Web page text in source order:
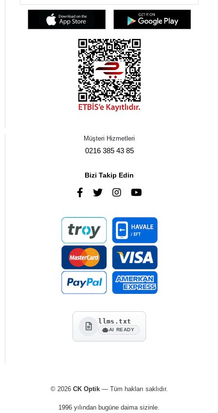
Müşteri Hizmetleri
0216 385 43 85
Bizi Takip Edin
llms.txt
AI READY
© 2026 CK Optik— Tüm hakları saklıdır.
1996 yılından bugüne daima sizinle.